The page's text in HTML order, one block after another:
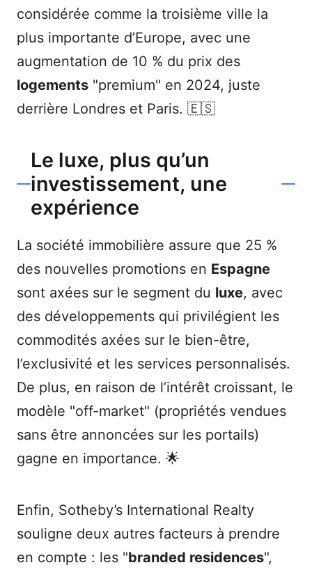
considérée comme la troisième ville la
plus importante d’Europe, avec une
augmentation de 10 % du prix des
logements "premium" en 2024, juste
derrière Londres et Paris. 🇪🇸
Le luxe, plus qu’un
investissement, une
expérience
La société immobilière assure que 25 %
des nouvelles promotions en Espagne
sont axées sur le segment du luxe, avec
des développements qui privilégient les
commodités axées sur le bien-être,
l’exclusivité et les services personnalisés.
De plus, en raison de l’intérêt croissant, le
modèle "off-market" (propriétés vendues
sans être annoncées sur les portails)
gagne en importance. 🌟
Enfin, Sotheby’s International Realty
souligne deux autres facteurs à prendre
en compte : les "branded residences",